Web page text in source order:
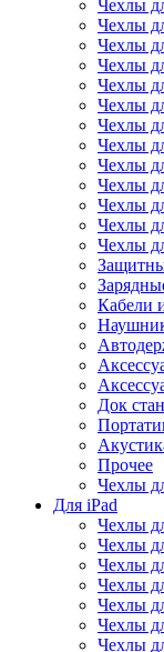
Чехлы
Чехлы
Чехлы
Чехлы
Чехлы
Чехлы
Чехлы
Чехлы
Чехлы
Чехлы
Чехлы
Чехлы
Чехлы
Кабели
Док
Прочее
Чехлы
Для iPad
Чехлы
Чехлы
Чехлы
Чехлы
Чехлы
Чехлы
Чехлы